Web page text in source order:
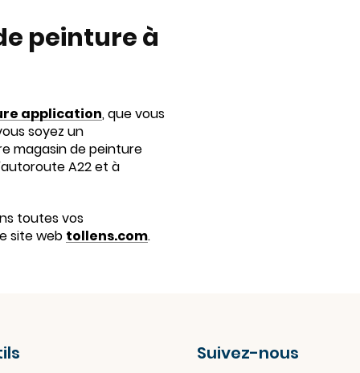
peinture à
application, que vous
soyez un
magasin de peinture
A22 et à
toutes vos
site web tollens.com.
Suivez-nous